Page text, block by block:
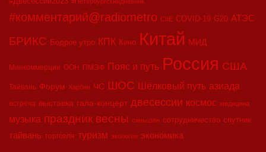
#комментарий@radiometro CIIE COVID-19 G20 АТЭС
БРИКС Бодрое утро КПК Кино Китай МИД
Минкоммерции ООН ПМЭФ Пояс и путь Россия США
Тайвань Форум Харбин ЧС ШОС Шёлковый путь азиада
встреча выставка гала-концерт двесессии космос медицина
музыка праздник весны синьцзян сотрудничество спутник
тайвань торговля туризм экология экономика